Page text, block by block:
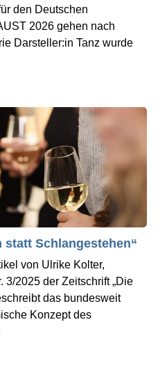
den Deutschen
2026 gehen nach
Darsteller:in Tanz wurde
statt Schlangestehen“
von Ulrike Kolter,
3/2025 der Zeitschrift „Die
das bundesweit
Konzept des